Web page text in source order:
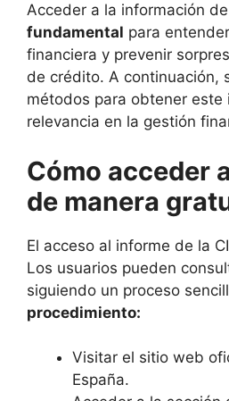
Acceder a la información
fundamental para
financiera y prevenir
de crédito. A continuación,
métodos para obtener este
relevancia en la gestión
Cómo acceder
de manera
El acceso al informe de la
Los usuarios pueden
siguiendo un proceso
procedimiento:
Visitar el sitio web
España.